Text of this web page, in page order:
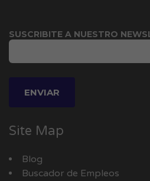
SUSCRIBITE A NUESTRO
Site Map
Blog
Buscador de Empleos